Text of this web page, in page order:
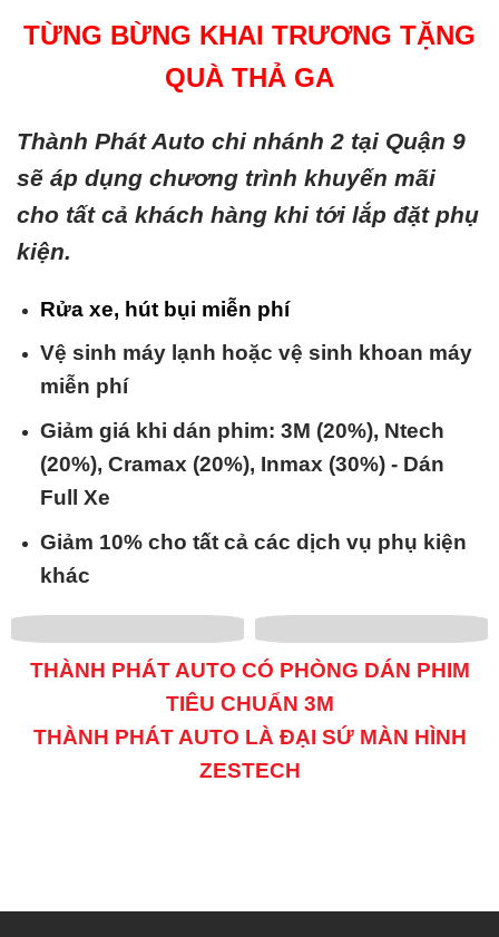
TỪNG BỪNG KHAI TRƯƠNG TẶNG
QUÀ THẢ GA
Thành Phát Auto chi nhánh 2 tại Quận 9
sẽ áp dụng chương trình khuyến mãi
cho tất cả khách hàng khi tới lắp đặt phụ
kiện.
Rửa xe, hút bụi miễn phí
Vệ sinh máy lạnh hoặc vệ sinh khoan máy
miễn phí
Giảm giá khi dán phim: 3M (20%), Ntech
(20%), Cramax (20%), Inmax (30%) - Dán
Full Xe
Giảm 10% cho tất cả các dịch vụ phụ kiện
khác
THÀNH PHÁT AUTO CÓ PHÒNG DÁN PHIM
TIÊU CHUẨN 3M
THÀNH PHÁT AUTO LÀ ĐẠI SỨ MÀN HÌNH
ZESTECH